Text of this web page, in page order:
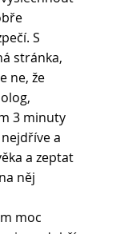
S
stránka,
ne, že
3 minuty
a
a zeptat
něj
moc